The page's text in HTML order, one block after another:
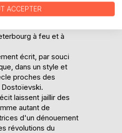
à feu et à
écrit, par souci
dans un style et
proches des
laissent jaillir des
autant de
d'un dénouement
révolutions du
ACCEPTER